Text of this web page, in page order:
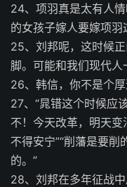
24、项羽真是太有人
的女孩子嫁人要嫁项羽
25、刘邦呢，这时候
脚。可能和我们现代人
26、韩信，你不是个厚
27、“晁错这个时候应
不！今天改革，明天
不得安宁”“削藩是要
的。”
28、刘邦在多年征战